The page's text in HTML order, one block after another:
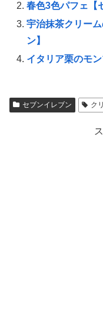
春色3色パフェ【
宇治抹茶クリー
ン】
イタリア栗のモ
セブンイレブン ク